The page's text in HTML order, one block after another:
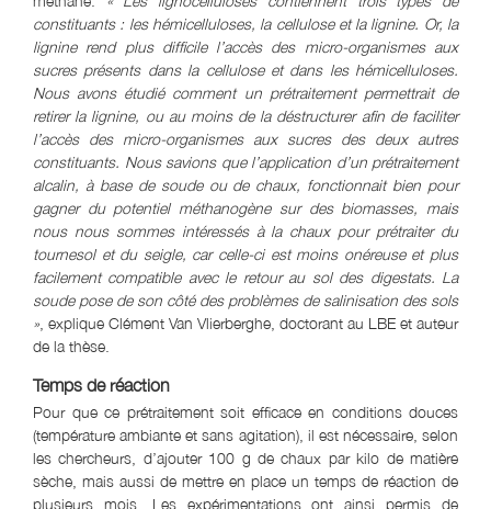
constituants : les hémicelluloses, la cellulose et la lignine. Or, la
lignine rend plus difficile l’accès des micro-organismes aux
sucres présents dans la cellulose et dans les hémicelluloses.
Nous avons étudié comment un prétraitement permettrait de
retirer la lignine, ou au moins de la déstructurer afin de faciliter
l’accès des micro-organismes aux sucres des deux autres
constituants. Nous savions que l’application d’un prétraitement
alcalin, à base de soude ou de chaux, fonctionnait bien pour
gagner du potentiel méthanogène sur des biomasses, mais
nous nous sommes intéressés à la chaux pour prétraiter du
tournesol et du seigle, car celle-ci est moins onéreuse et plus
facilement compatible avec le retour au sol des digestats. La
soude pose de son côté des problèmes de salinisation des sols
» , explique Clément Van Vlierberghe, doctorant au LBE et auteur
de la thèse.
Temps de réaction
Pour que ce prétraitement soit efficace en conditions douces
(température ambiante et sans agitation), il est nécessaire, selon
les chercheurs, d’ajouter 100 g de chaux par kilo de matière
sèche, mais aussi de mettre en place un temps de réaction de
plusieurs mois. Les expérimentations ont ainsi permis de